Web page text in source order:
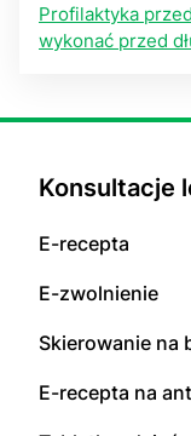
Profilaktyka
wykonać przed
Konsultacje
E-recepta
E-zwolnienie
Skierowanie na
E-recepta na